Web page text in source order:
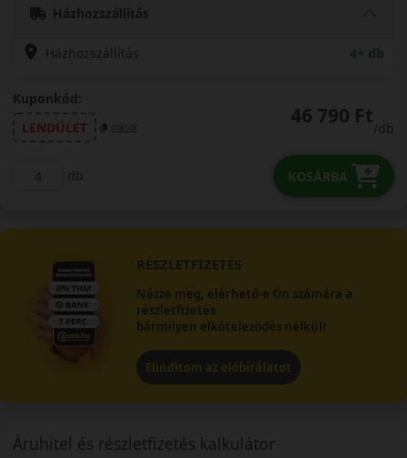
Házhozszállítás
Házhozszállítás 4+ db
Kuponkód:
LENDÜLET
másol 46 790 Ft
/db
db KOSÁRBA
RÉSZLETFIZETÉS
Nézze meg, elérhető-e Ön számára a
részletfizetés
bármilyen elköteleződés nélkül!
Elindítom az előbírálatot
Áruhitel és részletfizetés kalkulátor